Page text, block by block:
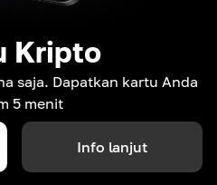
Kripto
saja. Dapatkan kartu Anda
5 menit
Info lanjut